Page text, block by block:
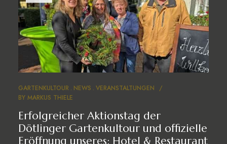
GARTENKULTOUR NEWS VERANSTALTUNGEN
BY MARKUS THIELE
Erfolgreicher Aktionstag der
Dötlinger Gartenkultour und offizielle
Eröffnung unseres: Hotel & Restaurant